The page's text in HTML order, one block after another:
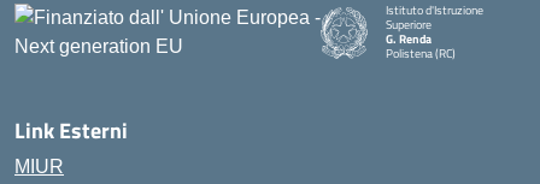
Istituto d'Istruzione
Superiore
G. Renda
Polistena (RC)
Link Esterni
MIUR